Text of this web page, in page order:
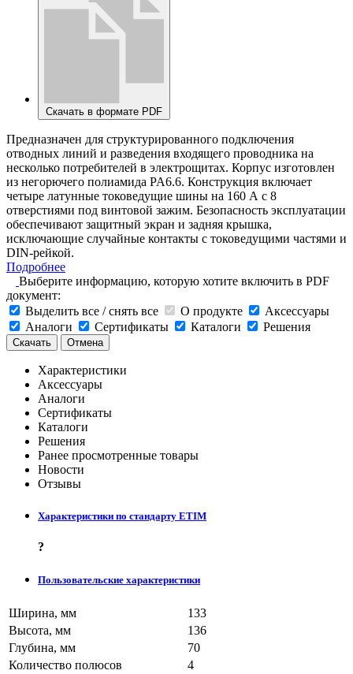
Скачать в формате PDF
Предназначен для структурированного подключения
отводных линий и разведения входящего проводника на
несколько потребителей в электрощитах. Корпус изготовлен
из негорючего полиамида PA6.6. Конструкция включает
четыре латунные токоведущие шины на 160 А с 8
отверстиями под винтовой зажим. Безопасность эксплуатации
обеспечивают защитный экран и задняя крышка,
исключающие случайные контакты с токоведущими частями и
DIN-рейкой.
Подробнее
Выберите информацию, которую хотите включить в PDF
документ:
Выделить все / снять все
О продукте
Аксессуары
Аналоги
Сертификаты Каталоги Решения
Скачать Отмена
Характеристики
Аксессуары
Аналоги
Сертификаты
Каталоги
Решения
Ранее просмотренные товары
Новости
Отзывы
Характеристики по стандарту ETIM
?
Пользовательские характеристики
Ширина, мм
133
Высота, мм
136
Глубина, мм
70
Количество полюсов
4